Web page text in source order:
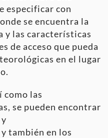
especificar con
se encuentra la
y las características
de acceso que pueda
en el lugar
como las
se pueden encontrar
y también en los